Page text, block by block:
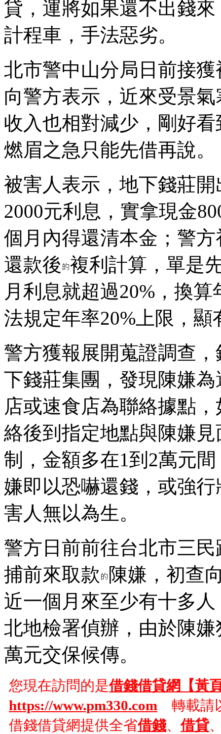
貸，運將如果還不出錢
計程車，手法惡劣。
北市警中山分局日前接
向警方表示，近來受景
收入也相對減少，剛好
燃眉之急只能先借再說。
被害人表示，地下錢莊開
2000元利息，實拿現金
個月內得還清本金；警
還款後 複利計算，單是
月利息就超過20%，換
法規定年率20%上限，顯
警方獲報展開蒐證調查
下錢莊集團，發現陳嫌
店或速食店為聯絡據點
絡後到指定地點與陳嫌
制，金額多在1到2萬元
嫌即以恐嚇還錢，或強
害人無以為生。
警方日前前往台北市三
捕前來取款 陳嫌，初查
近一個月來至少有十多
北地檢署偵辦，由於陳
萬元交保候傳。
您現在訪問的是借錢借貸網【黃
https://www.pm330.com 轉載請
借錢借貸網提供全省借錢、借貸